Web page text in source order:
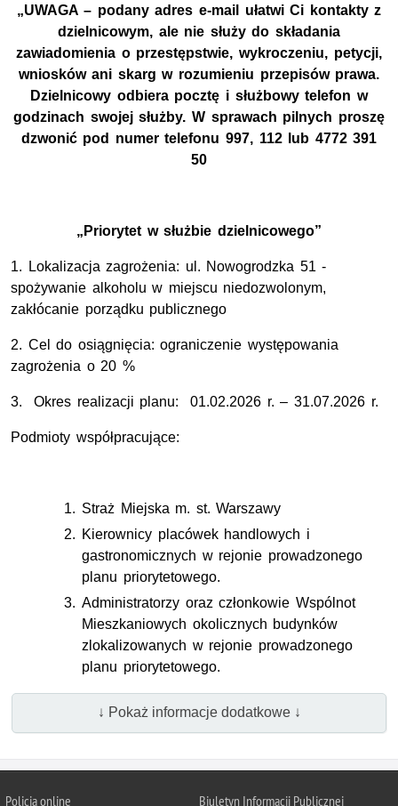
„UWAGA – podany adres e-mail ułatwi Ci kontakty z
dzielnicowym, ale nie służy do składania
zawiadomienia o przestępstwie, wykroczeniu, petycji,
wniosków ani skarg w rozumieniu przepisów prawa.
Dzielnicowy odbiera pocztę i służbowy telefon w
godzinach swojej służby. W sprawach pilnych proszę
dzwonić pod numer telefonu 997, 112 lub 4772 391
50
„Priorytet w służbie dzielnicowego”
1. Lokalizacja zagrożenia: ul. Nowogrodzka 51 -
spożywanie alkoholu w miejscu niedozwolonym,
zakłócanie porządku publicznego
2. Cel do osiągnięcia:ograniczenie występowania
zagrożenia o 20 %
3. Okres realizacji planu:01.02.2026 r. – 31.07.2026 r.
Podmioty współpracujące:
Straż Miejska m. st. Warszawy
Kierownicy placówek handlowych i
gastronomicznych w rejonie prowadzonego
planu priorytetowego.
Administratorzy oraz członkowie Wspólnot
Mieszkaniowych okolicznych budynków
zlokalizowanych w rejonie prowadzonego
planu priorytetowego.
↓ Pokaż informacje dodatkowe ↓
Policja online Biuletyn Informacji Publicznej